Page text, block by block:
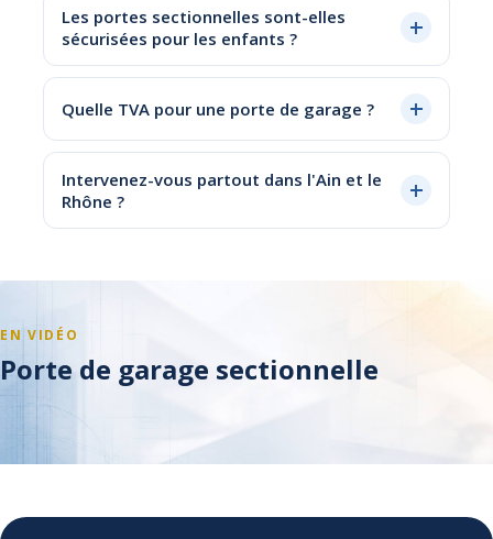
Les portes sectionnelles sont-elles
sécurisées pour les enfants ?
Quelle TVA pour une porte de garage ?
Intervenez-vous partout dans l'Ain et le
Rhône ?
EN VIDÉO
Porte de garage sectionnelle